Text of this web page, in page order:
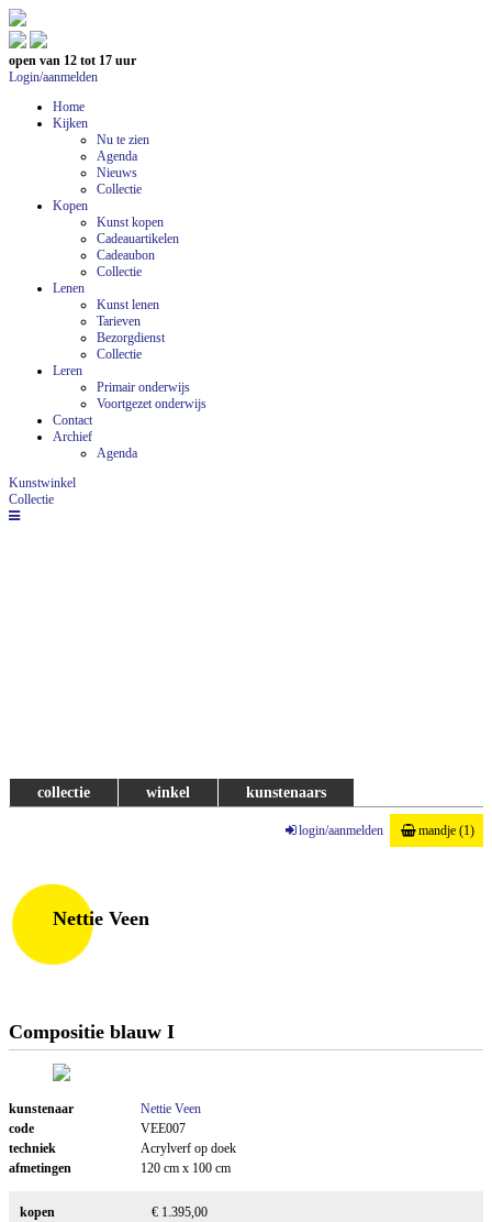
open van 12 tot 17 uur
Login/aanmelden
Home
Kijken
Nu te zien
Agenda
Nieuws
Collectie
Kopen
Kunst kopen
Cadeauartikelen
Cadeaubon
Collectie
Lenen
Kunst lenen
Tarieven
Bezorgdienst
Collectie
Leren
Primair onderwijs
Voortgezet onderwijs
Contact
Archief
Agenda
Kunstwinkel
Collectie
collectie winkel kunstenaars
login/aanmelden mandje (1)
Nettie Veen
Compositie blauw I
kunstenaar
Nettie Veen
code
VEE007
techniek
Acrylverf op doek
afmetingen
120 cm x 100 cm
kopen
€ 1.395,00